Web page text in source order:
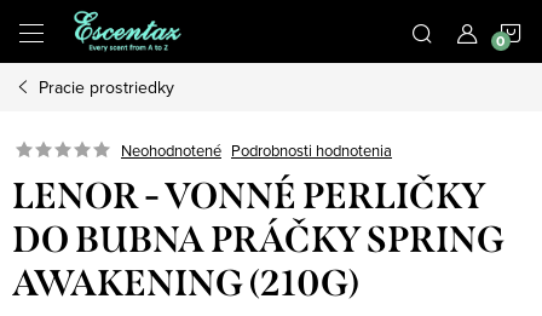
obsah
Pracie prostriedky
Neohodnotené Podrobnosti hodnotenia
LENOR - VONNÉ PERLIČKY
DO BUBNA PRÁČKY SPRING
AWAKENING (210G)